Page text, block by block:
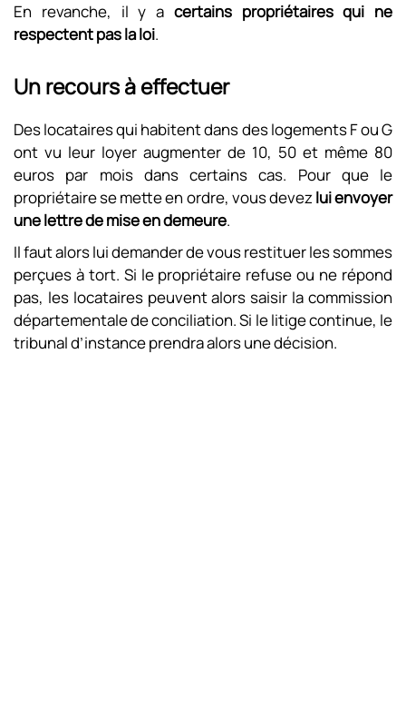
En revanche, il y a certains propriétaires qui ne
respectent pas la loi.
Un recours à effectuer
Des locataires qui habitent dans des logements F ou G
ont vu leur loyer augmenter de 10, 50 et même 80
euros par mois dans certains cas. Pour que le
propriétaire se mette en ordre, vous devezlui envoyer
une lettre de mise en demeure.
Il faut alors lui demander de vous restituer les sommes
perçues à tort. Si le propriétaire refuse ou ne répond
pas, les locataires peuvent alors saisir la commission
départementale de conciliation. Si le litige continue, le
tribunal d’instance prendra alors une décision.